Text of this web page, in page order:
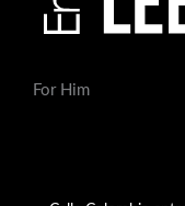
For Him